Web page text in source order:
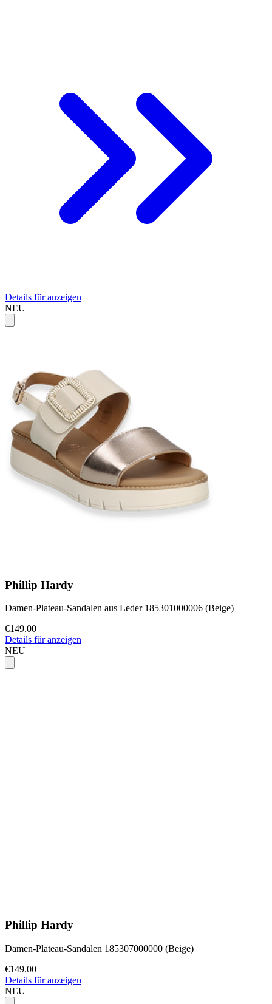
Details für anzeigen
NEU
Phillip Hardy
Damen-Plateau-Sandalen aus Leder 185301000006 (Beige)
€149.00
Details für anzeigen
NEU
Phillip Hardy
Damen-Plateau-Sandalen 185307000000 (Beige)
€149.00
Details für anzeigen
NEU